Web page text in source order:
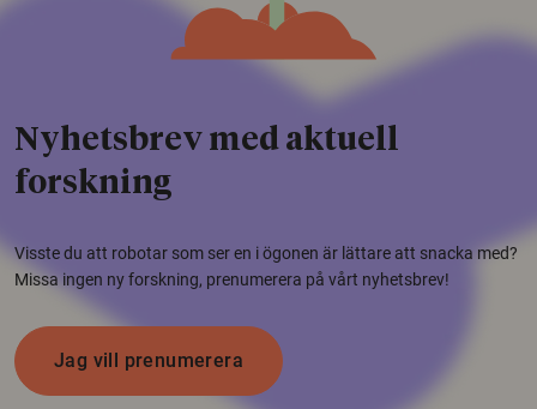
Nyhetsbrev med aktuell
forskning
Visste du att robotar som ser en i ögonen är lättare att snacka med?
Missa ingen ny forskning, prenumerera på vårt nyhetsbrev!
Jag vill prenumerera